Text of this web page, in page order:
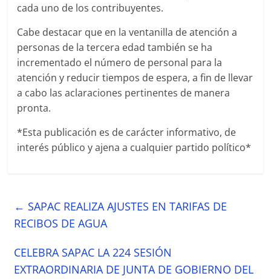
cada uno de los contribuyentes.
Cabe destacar que en la ventanilla de atención a
personas de la tercera edad también se ha
incrementado el número de personal para la
atención y reducir tiempos de espera, a fin de llevar
a cabo las aclaraciones pertinentes de manera
pronta.
*Esta publicación es de carácter informativo, de
interés público y ajena a cualquier partido político*
← SAPAC REALIZA AJUSTES EN TARIFAS DE
RECIBOS DE AGUA
CELEBRA SAPAC LA 224 SESIÓN
EXTRAORDINARIA DE JUNTA DE GOBIERNO DEL